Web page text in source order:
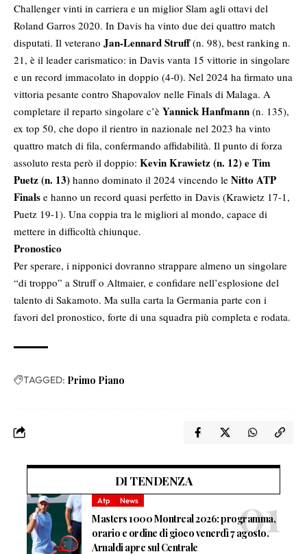
Challenger vinti in carriera e un miglior Slam agli ottavi del
Roland Garros 2020. In Davis ha vinto due dei quattro match
disputati. Il veterano Jan-Lennard Struff(n. 98), best ranking n.
21, è il leader carismatico: in Davis vanta 15 vittorie in singolare
e un record immacolato in doppio (4-0). Nel 2024 ha firmato una
vittoria pesante contro Shapovalov nelle Finals di Malaga. A
completare il reparto singolare c’è Yannick Hanfmann (n. 135),
ex top 50, che dopo il rientro in nazionale nel 2023 ha vinto
quattro match di fila, confermando affidabilità. Il punto di forza
assoluto resta però il doppio: Kevin Krawietz (n. 12) e Tim
Puetz (n. 13) hanno dominato il 2024 vincendo le Nitto ATP
Finals e hanno un record quasi perfetto in Davis (Krawietz 17-1,
Puetz 19-1). Una coppia tra le migliori al mondo, capace di
mettere in difficoltà chiunque.
Pronostico
Per sperare, i nipponici dovranno strappare almeno un singolare
“di troppo” a Struff o Altmaier, e confidare nell’esplosione del
talento di Sakamoto. Ma sulla carta la Germania parte con i
favori del pronostico, forte di una squadra più completa e rodata.
TAGGED: Primo Piano
DI TENDENZA
Atp News
Masters 1000 Montreal 2026: programma,
orario e ordine di gioco venerdì 7 agosto.
Arnaldi apre sul Centrale